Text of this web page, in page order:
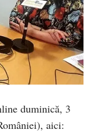
duminică, 3
aici: